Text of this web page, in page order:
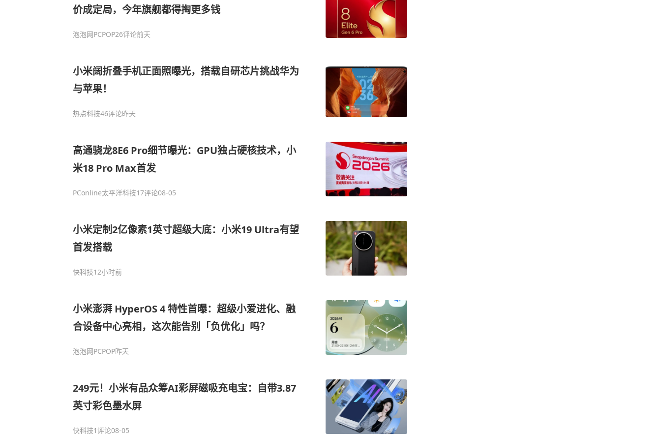
价成定局，今年旗舰都得掏更多钱
泡泡网PCPOP26评论前天
小米阔折叠手机正面照曝光，搭载自研芯片挑战华为
与苹果！
热点科技46评论昨天
高通骁龙8E6 Pro细节曝光：GPU独占硬核技术，小
米18 Pro Max首发
PConline太平洋科技17评论08-05
小米定制2亿像素1英寸超级大底：小米19 Ultra有望
首发搭载
快科技12小时前
小米澎湃 HyperOS 4 特性首曝：超级小爱进化、融
合设备中心亮相，这次能告别「负优化」吗？
泡泡网PCPOP昨天
249元！小米有品众筹AI彩屏磁吸充电宝：自带3.87
英寸彩色墨水屏
快科技1评论08-05